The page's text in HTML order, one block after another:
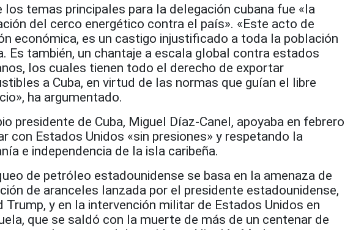
los temas principales para la delegación cubana fue «la
del cerco energético contra el país». «Este acto de
económica, es un castigo injustificado a toda la población
Es también, un chantaje a escala global contra estados
los cuales tienen todo el derecho de exportar
a Cuba, en virtud de las normas que guían el libre
ha argumentado.
presidente de Cuba, Miguel Díaz-Canel, apoyaba en febrero
con Estados Unidos «sin presiones» y respetando la
e independencia de la isla caribeña.
de petróleo estadounidense se basa en la amenaza de
de aranceles lanzada por el presidente estadounidense,
Trump, y en la intervención militar de Estados Unidos en
que se saldó con la muerte de más de un centenar de